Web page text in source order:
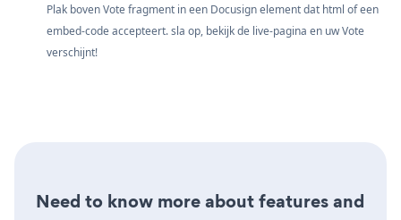
Plak boven Vote fragment in een Docusign element dat html of een
embed-code accepteert. sla op, bekijk de live-pagina en uw Vote
verschijnt!
Need to know more about features and